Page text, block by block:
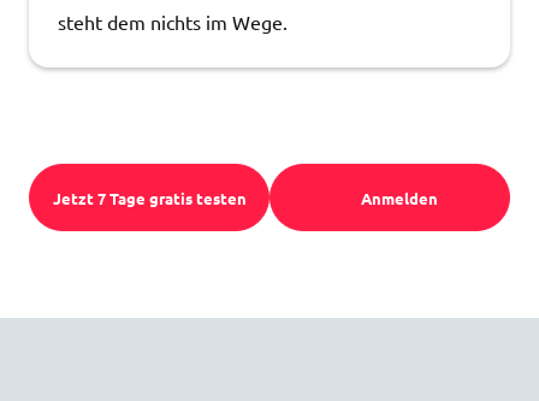
steht dem nichts im Wege.
Jetzt 7 Tage gratis testen Anmelden